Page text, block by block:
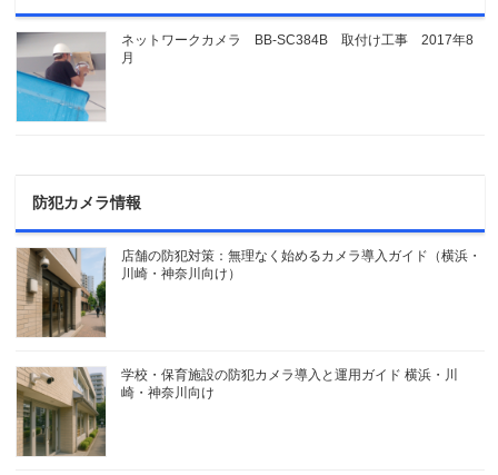
ネットワークカメラ BB-SC384B 取付け工事 2017年8
月
防犯カメラ情報
店舗の防犯対策：無理なく始めるカメラ導入ガイド（横浜・
川崎・神奈川向け）
学校・保育施設の防犯カメラ導入と運用ガイド 横浜・川
崎・神奈川向け